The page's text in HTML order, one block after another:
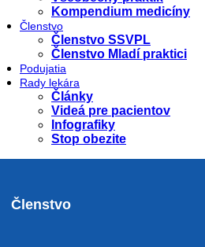
Kompendium medicíny
Členstvo
Členstvo SSVPL
Členstvo Mladí praktici
Podujatia
Rady lekára
Články
Videá pre pacientov
Infografiky
Stop obezite
Členstvo